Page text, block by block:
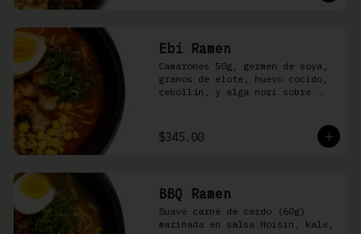
Ebi Ramen
Camarones 50g, germen de soya,
granos de elote, huevo cocido,
cebollín, y alga nori sobre
$345.00
BBQ Ramen
Suave carne de cerdo (60g)
marinada en salsa Hoisin, kale,